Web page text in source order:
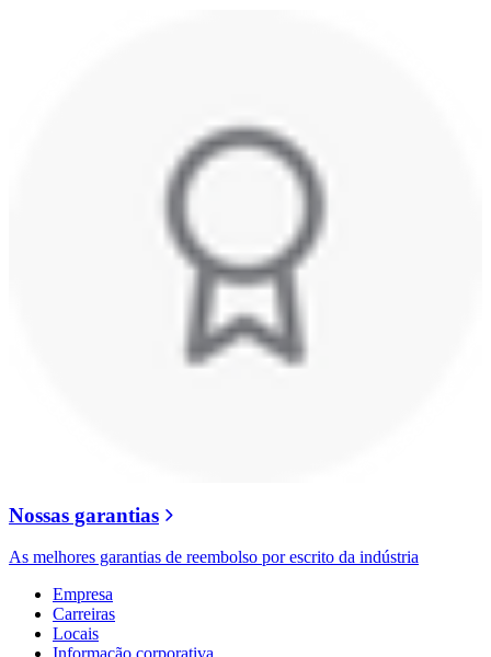
Nossas garantias
As melhores garantias de reembolso por escrito da indústria
Empresa
Carreiras
Locais